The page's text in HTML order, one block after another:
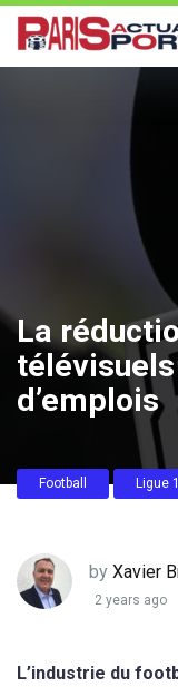
La
d’emplois
Football Ligue 1
by Xavier
2 years ago
L’industrie du